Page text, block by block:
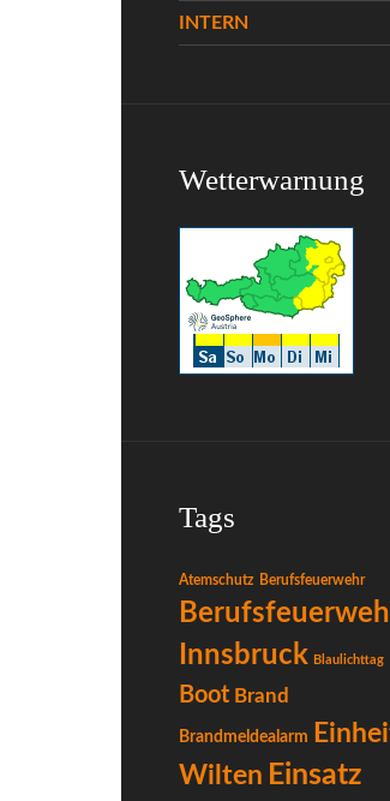
INTERN
Wetterwarnung
Tags
Atemschutz Berufsfeuerwehr
Innsbruck Blaulichttag
Boot Brand
Brandmeldealarm
Wilten Einsatz